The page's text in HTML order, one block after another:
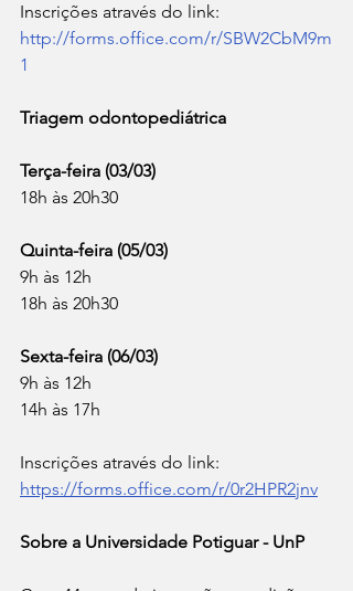
Inscrições através do link:
http://forms.office.com/r/SBW2CbM9m
1
Triagem odontopediátrica
Terça-feira (03/03)
18h às 20h30
Quinta-feira (05/03)
9h às 12h
18h às 20h30
Sexta-feira (06/03)
9h às 12h
14h às 17h
Inscrições através do link:
https://forms.office.com/r/0r2HPR2jnv
Sobre a Universidade Potiguar - UnP